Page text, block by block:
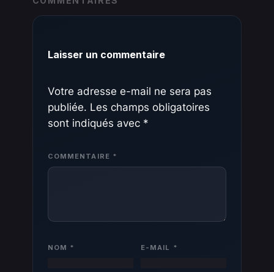
Laisser un commentaire
Votre adresse e-mail ne sera pas
publiée. Les champs obligatoires
sont indiqués avec *
COMMENTAIRE *
NOM * E-MAIL *